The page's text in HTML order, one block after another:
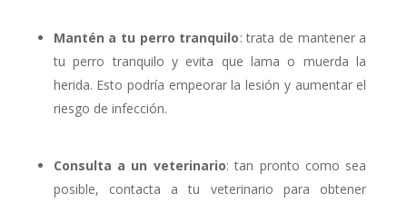
Mantén a tu perro tranquilo: trata de mantener a
tu perro tranquilo y evita que lama o muerda la
herida. Esto podría empeorar la lesión y aumentar el
riesgo de infección.
Consulta a un veterinario: tan pronto como sea
posible, contacta a tu veterinario para obtener